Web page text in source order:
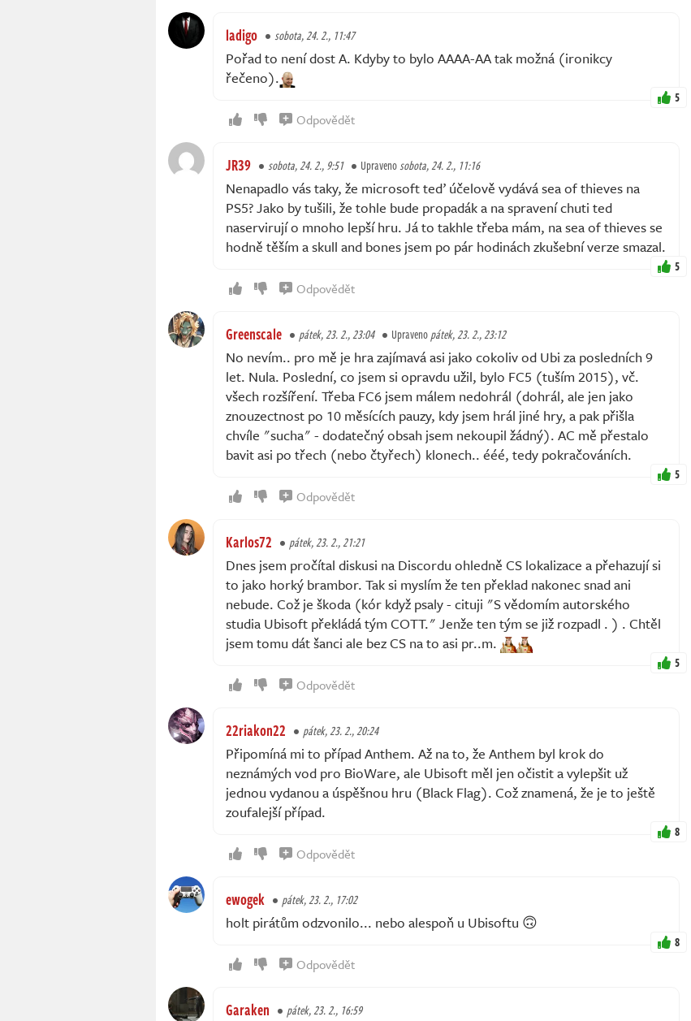
ladigo sobota, 24. 2., 11:47
Pořad to není dost A. Kdyby to bylo AAAA-AA tak možná (ironikcy
řečeno).
5
Odpovědět
JR39 sobota, 24. 2., 9:51 Upravenosobota, 24. 2., 11:16
Nenapadlo vás taky, že microsoft teď účelově vydává sea of thieves na
PS5? Jako by tušili, že tohle bude propadák a na spravení chuti ted
naservirují o mnoho lepší hru. Já to takhle třeba mám, na sea of thieves se
hodně těším a skull and bones jsem po pár hodinách zkušební verze smazal.
5
Odpovědět
Greenscale pátek, 23. 2., 23:04 Upravenopátek, 23. 2., 23:12
No nevím.. pro mě je hra zajímavá asi jako cokoliv od Ubi za posledních 9
let. Nula. Poslední, co jsem si opravdu užil, bylo FC5 (tuším 2015), vč.
všech rozšíření. Třeba FC6 jsem málem nedohrál (dohrál, ale jen jako
znouzectnost po 10 měsících pauzy, kdy jsem hrál jiné hry, a pak přišla
chvíle "sucha" - dodatečný obsah jsem nekoupil žádný). AC mě přestalo
bavit asi po třech (nebo čtyřech) klonech.. ééé, tedy pokračováních.
5
Odpovědět
Karlos72 pátek, 23. 2., 21:21
Dnes jsem pročítal diskusi na Discordu ohledně CS lokalizace a přehazují si
to jako horký brambor. Tak si myslím že ten překlad nakonec snad ani
nebude. Což je škoda (kór když psaly - cituji "S vědomím autorského
studia Ubisoft překládá tým COTT." Jenže ten tým se již rozpadl . ) . Chtěl
jsem tomu dát šanci ale bez CS na to asi pr..m.
5
Odpovědět
22riakon22 pátek, 23. 2., 20:24
Připomíná mi to případ Anthem. Až na to, že Anthem byl krok do
neznámých vod pro BioWare, ale Ubisoft měl jen očistit a vylepšit už
jednou vydanou a úspěšnou hru (Black Flag). Což znamená, že je to ještě
zoufalejší případ.
8
Odpovědět
ewogek pátek, 23. 2., 17:02
holt pirátům odzvonilo... nebo alespoň u Ubisoftu 🙃
8
Odpovědět
Garaken pátek, 23. 2., 16:59